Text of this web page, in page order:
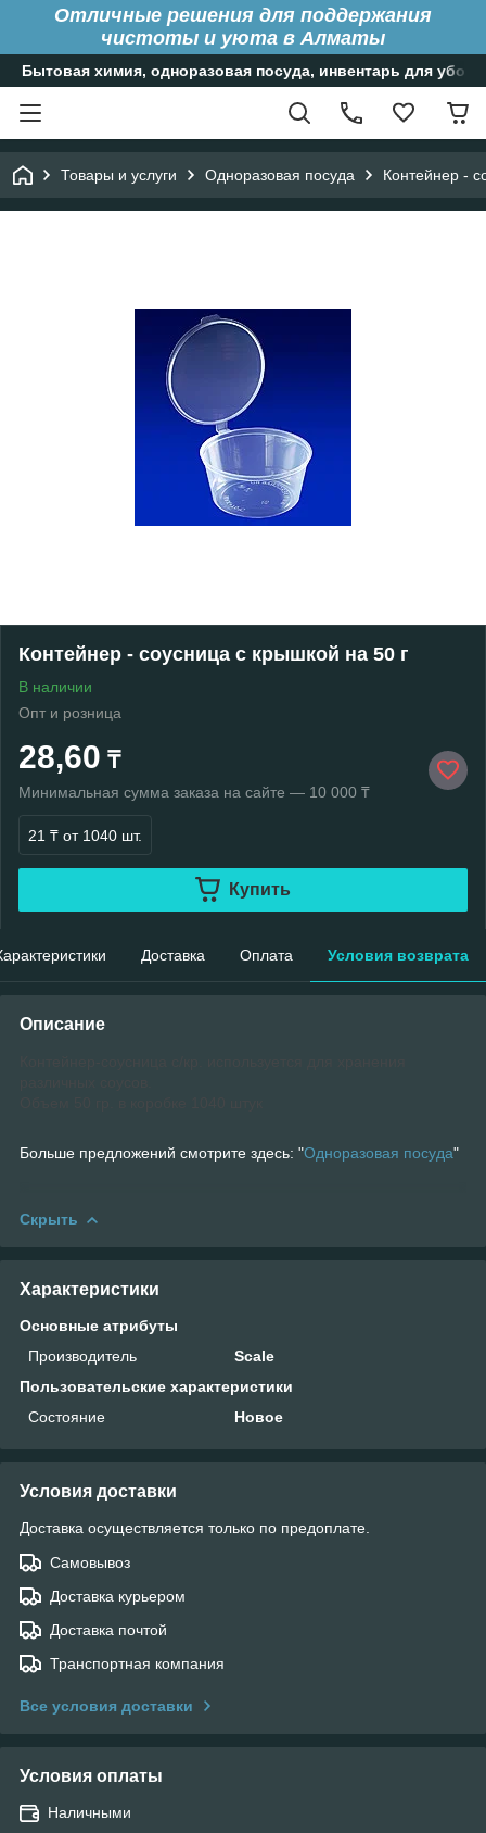
Отличные решения для поддержания
чистоты и уюта в Алматы
Бытовая химия, одноразовая посуда, инвентарь для
Товары и услуги Одноразовая посуда Контейнер -
Контейнер - соусница с крышкой на 50 г
В наличии
Опт и розница
28,60 ₸
Минимальная сумма заказа на сайте — 10 000 ₸
21 ₸ от 1040 шт.
Купить
Доставка Оплата Условия возврата
Описание
Больше предложений смотрите здесь: "Одноразовая посуда"
Скрыть
Характеристики
Основные атрибуты
Производитель
Scale
Пользовательские характеристики
Состояние
Новое
Условия доставки
Доставка осуществляется только по предоплате.
Самовывоз
Доставка курьером
Доставка почтой
Транспортная компания
Все условия доставки
Условия оплаты
Наличными